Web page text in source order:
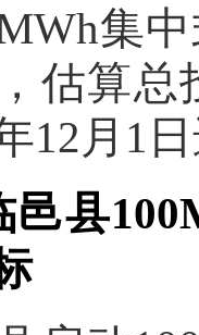
集
估算总
12月1
邑县